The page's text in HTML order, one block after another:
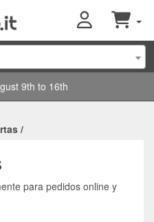
9th to 16th
/
para pedidos online y